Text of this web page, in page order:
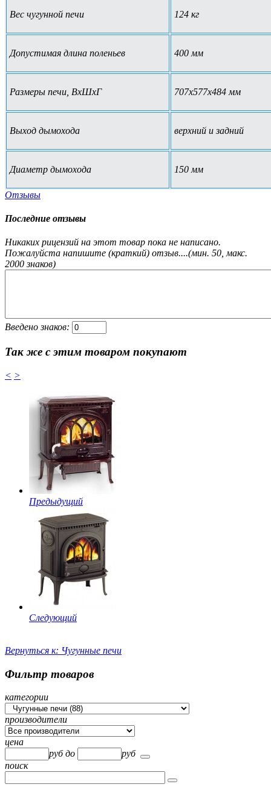
Вес чугунной печи 124 кг
Допустимая длина поленьев 400 мм
Размеры печи, ВхШхГ 707х577х484 мм
Выход дымохода верхний и задний
Диаметр дымохода 150 мм
Отзывы
Последние отзывы
Никаких рицензий на этот товар пока не написано.
Пожалуйста напишите (краткий) отзыв....(мин. 50, макс.
2000 знаков)
Введено знаков:
Так же с этим товаром покупают
< >
Предыдущий
Следующий
Вернуться к: Чугунные печи
Фильтр товаров
категории
производители
цена
рубдо
руб
поиск